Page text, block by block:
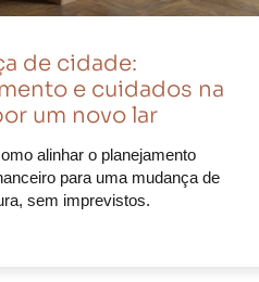
de cidade:
e cuidados na
um novo lar
alinhar o planejamento
para uma mudança de
sem imprevistos.